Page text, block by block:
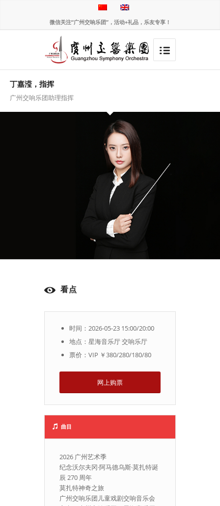
微信关注“广州交响乐团”，活动+礼品，乐友专享！
丁嘉滢，指挥
广州交响乐团助理指挥
看点
时间：2026-05-23 15:00/20:00
地点：星海音乐厅 交响乐厅
票价：VIP ￥380/280/180/80
网上购票
曲目
2026 广州艺术季
纪念沃尔夫冈·阿马德乌斯·莫扎特诞
辰 270 周年
莫扎特神奇之旅
广州交响乐团儿童戏剧交响音乐会